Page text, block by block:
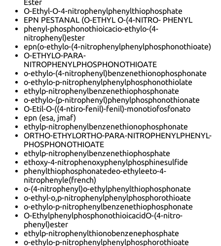
Ester
O-Ethyl-O-4-nitrophenylphenylthiophosphate
EPN PESTANAL (O-ETHYL O-(4-NITRO- PHENYL
phenyl-phosphonothioicacio-ethylo-(4-
nitrophenyl)ester
epn(o-ethylo-(4-nitrophenylphenylphosphonothioate)
O-ETHYLO-PARA-
NITROPHENYLPHOSPHONOTHIOATE
o-ethylo-(4-nitrophenyl)benzenethionophosphonate
o-ethylo-p-nitrophenylphenylphosphonothiolate
ethylp-nitrophenylbenzenethiophosphonate
o-ethylo-(p-nitrophenyl)phenylphosphonothionate
O-Etil-O-((4-ntiro-fenil)-fenil)-monotiofosfonato
epn (esa, jmaf)
ethylp-nitrophenylbenzenethionophosphonate
ORTHO-ETHYLORTHO-PARA-NITROPHENYLPHENYL-
PHOSPHONOTHIOATE
ethylp-nitrophenylbenzenethiophosphate
ethoxy-4-nitrophenoxyphenylphosphinesulfide
phenylthiophosphonatedeo-ethyleeto-4-
nitrophenyle(french)
o-(4-nitrophenyl)o-ethylphenylthiophosphonate
o-ethyl-o,p-nitrophenylphenylphosphorothioate
o-ethylo-p-nitrophenylbenzenethiophosphonate
O-EthylphenylphosphonothioicacidO-(4-nitro-
phenyl)ester
ethylp-nitrophenylthionobenzenephosphate
o-ethylo-p-nitrophenylphenylphosphorothioate